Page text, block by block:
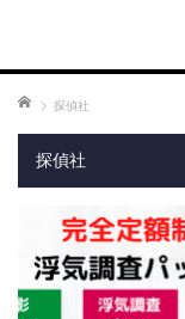
ホーム 探偵社
探偵社